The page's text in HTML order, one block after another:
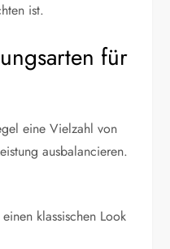
ist.
für
eine Vielzahl von
ausbalancieren.
klassischen Look